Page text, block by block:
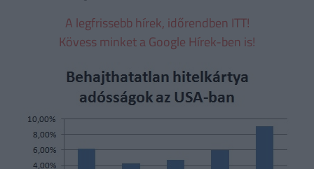
A legfrissebb hírek, időrendben ITT!
Kövess minket a Google Hírek-ben is!